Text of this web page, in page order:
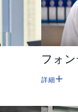
フォ
詳細